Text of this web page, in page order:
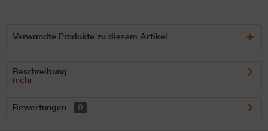
Verwandte Produkte zu diesem Artikel
Beschreibung
mehr
Bewertungen 0